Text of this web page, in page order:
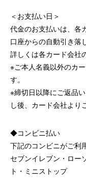
＜お支払い日＞
代金のお支払いは、各
口座からの自動引き落
詳しくは各カード会社
※ご本人名義以外のカ
す。
※締切日以降にご返品
し後、カード会社より
◆コンビニ払い
下記のコンビニがご利
セブンイレブン・ロー
ト・ミニストップ